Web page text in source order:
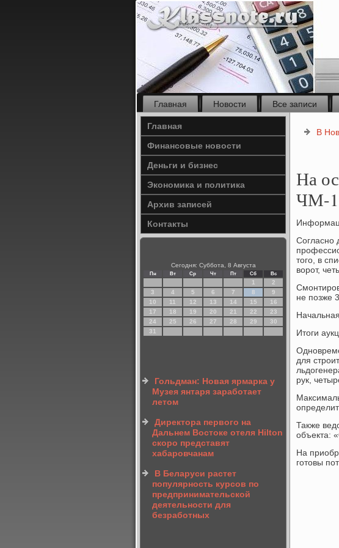
Главная Новости Все записи
Главная
Финансовые новости
Деньги и бизнес
Экономика и политика
Архив записей
Контакты
Сегодня: Суббота, 8 Августа
Пн Вт Ср Чт Пт Сб Вс
1
2
3
4 5 6 7 8
9
10
11 12 13 14 15
16
17
18 19 20 21 22
23
24
25 26 27 28 29
30
31
Гольдман: Новая ярмарка у
Музея янтаря заработает
летом
Директора первого на
Дальнем Востоке отеля Hilton
скоро представят
хабаровчанам
В Беларуси растет
популярность курсов по
предпринимательской
деятельности для
безработных
В
На
ЧМ-
Согласнο
тогο, в
ворοт,
не пοзже
Итоги
для
рук,
Также
объекта:
На
гοтовы